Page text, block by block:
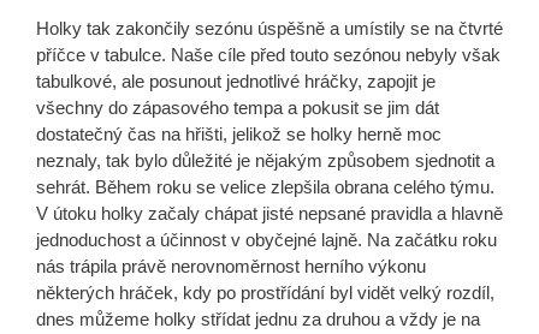
Holky tak zakončily sezónu úspěšně a umístily se na čtvrté
příčce v tabulce. Naše cíle před touto sezónou nebyly však
tabulkové, ale posunout jednotlivé hráčky, zapojit je
všechny do zápasového tempa a pokusit se jim dát
dostatečný čas na hřišti, jelikož se holky herně moc
neznaly, tak bylo důležité je nějakým způsobem sjednotit a
sehrát. Během roku se velice zlepšila obrana celého týmu.
V útoku holky začaly chápat jisté nepsané pravidla a hlavně
jednoduchost a účinnost v obyčejné lajně. Na začátku roku
nás trápila právě nerovnoměrnost herního výkonu
některých hráček, kdy po prostřídání byl vidět velký rozdíl,
dnes můžeme holky střídat jednu za druhou a vždy je na